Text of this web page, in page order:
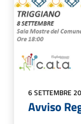
6 SETTEMBRE
Avviso